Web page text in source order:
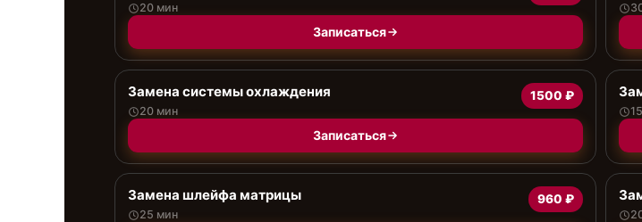
20 мин
Записаться
Замена системы охлаждения
20 мин
1500 ₽
Записаться
Замена шлейфа матрицы
25 мин
960 ₽